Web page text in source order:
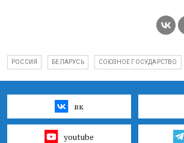
РОССИЯ БЕЛАРУСЬ СОЮЗНОЕ ГОСУДАРСТВО
вк
youtube